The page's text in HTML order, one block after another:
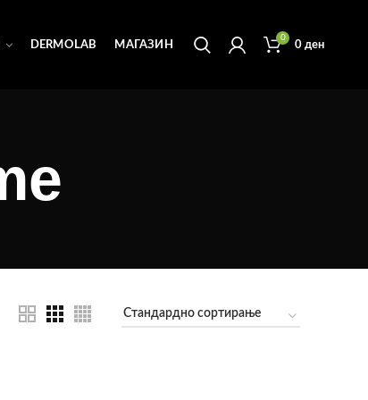
DERMOLAB МАГАЗИН
0
0ден